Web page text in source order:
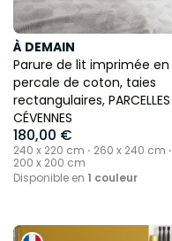
À DEMAIN
Parure de lit imprimée en
percale de coton, taies
rectangulaires, PARCELLES
CÉVENNES
180,00 €
240 x 220 cm ⋅ 260 x 240 cm ⋅
200 x 200 cm
Disponible en 1 couleur